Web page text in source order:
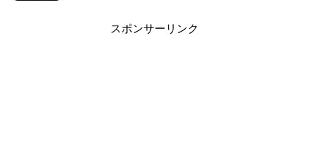
スポンサーリンク